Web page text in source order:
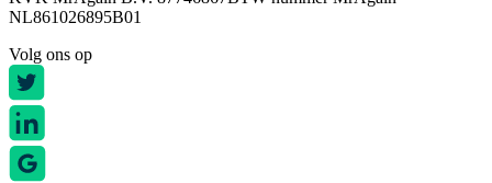
NL861026895B01
Volg ons op